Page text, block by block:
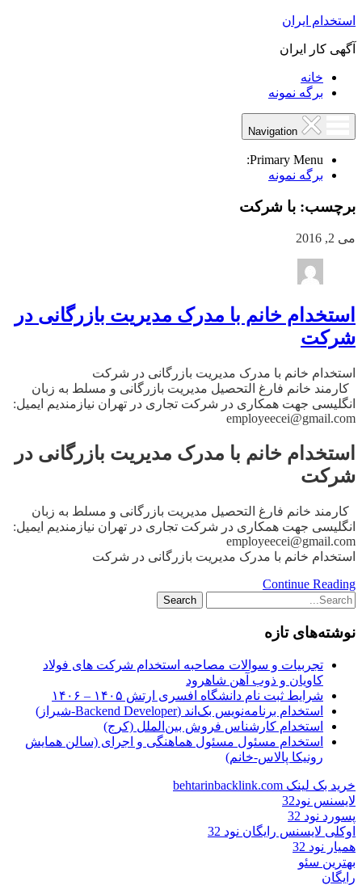
استخدام ایران
آگهی کار ایران
خانه
برگه نمونه
Primary Menu:
برگه نمونه
برچسب: با شرکت
می 2, 2016
استخدام خانم با مدرک مدیریت بازرگانی در
شرکت
استخدام خانم با مدرک مدیریت بازرگانی در شرکت
کارمند خانم فارغ التحصیل مدیریت بازرگانی و مسلط به زبان
انگلیسی جهت همکاری در شرکت تجاری در تهران نیازمندیم ایمیل:
employeecei@gmail.com
استخدام خانم با مدرک مدیریت بازرگانی در
شرکت
کارمند خانم فارغ التحصیل مدیریت بازرگانی و مسلط به زبان
انگلیسی جهت همکاری در شرکت تجاری در تهران نیازمندیم ایمیل:
employeecei@gmail.com
استخدام خانم با مدرک مدیریت بازرگانی در شرکت
Continue Reading
نوشته‌های تازه
تجربیات و سوالات مصاحبه استخدام شرکت های فولاد
کاویان و ذوب آهن شاهرود
شرایط ثبت نام دانشگاه افسری ارتش ۱۴۰۵ – ۱۴۰۶
استخدام برنامه‌نویس بک‌اند (Backend Developer-شیراز)
استخدام کارشناس فروش بین‌الملل (کرج)
استخدام مسئول مسئول هماهنگی و اجرای (سالن همایش
رونیکا پالاس-خانم)
خرید بک لینک behtarinbacklink.com
لایسنس نود32
پسورد نود 32
اوکلی لایسنس رایگان نود 32
همیار نود 32
بهترین سئو
رایگان